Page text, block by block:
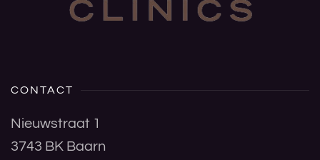
CONTACT
Nieuwstraat 1
3743 BK Baarn